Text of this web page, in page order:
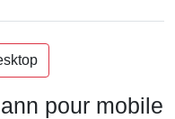
pour mobile